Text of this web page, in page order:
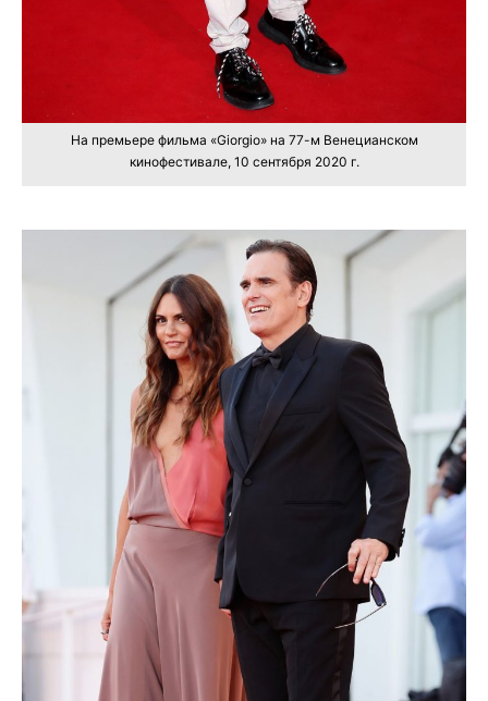
На премьере фильма «Giorgio» на 77-м Венецианском
кинофестивале, 10 сентября 2020 г.